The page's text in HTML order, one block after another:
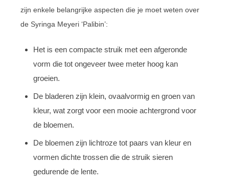
zijn enkele belangrijke aspecten die je moet weten over
de Syringa Meyeri ‘Palibin’:
Het is een compacte struik met een afgeronde
vorm die tot ongeveer twee meter hoog kan
groeien.
De bladeren zijn klein, ovaalvormig en groen van
kleur, wat zorgt voor een mooie achtergrond voor
de bloemen.
De bloemen zijn lichtroze tot paars van kleur en
vormen dichte trossen die de struik sieren
gedurende de lente.